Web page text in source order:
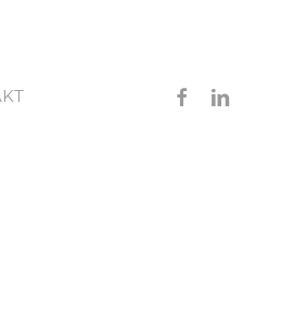
FACEBOOK
LINKEDIN